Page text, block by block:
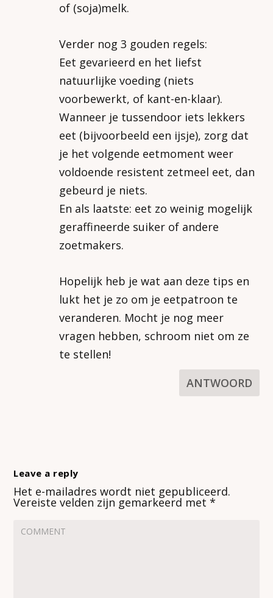
of (soja)melk.
Verder nog 3 gouden regels:
Eet gevarieerd en het liefst
natuurlijke voeding (niets
voorbewerkt, of kant-en-klaar).
Wanneer je tussendoor iets lekkers
eet (bijvoorbeeld een ijsje), zorg dat
je het volgende eetmoment weer
voldoende resistent zetmeel eet, dan
gebeurd je niets.
En als laatste: eet zo weinig mogelijk
geraffineerde suiker of andere
zoetmakers.
Hopelijk heb je wat aan deze tips en
lukt het je zo om je eetpatroon te
veranderen. Mocht je nog meer
vragen hebben, schroom niet om ze
te stellen!
ANTWOORD
Leave a reply
Het e-mailadres wordt niet gepubliceerd.
Vereiste velden zijn gemarkeerd met*